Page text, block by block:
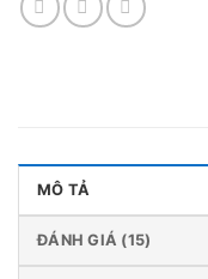
MÔ TẢ
ĐÁNH GIÁ (15)